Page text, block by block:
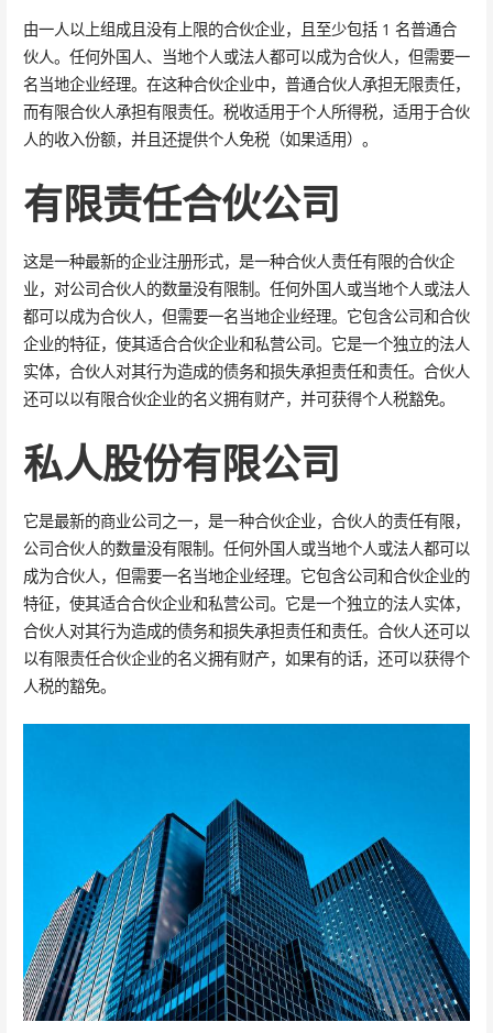
由一人以上组成且没有上限的合伙企业，且至少包括 1 名普通合
伙人。任何外国人、当地个人或法人都可以成为合伙人，但需要一
名当地企业经理。在这种合伙企业中，普通合伙人承担无限责任，
而有限合伙人承担有限责任。税收适用于个人所得税，适用于合伙
人的收入份额，并且还提供个人免税（如果适用）。
有限责任合伙公司
这是一种最新的企业注册形式，是一种合伙人责任有限的合伙企
业，对公司合伙人的数量没有限制。任何外国人或当地个人或法人
都可以成为合伙人，但需要一名当地企业经理。它包含公司和合伙
企业的特征，使其适合合伙企业和私营公司。它是一个独立的法人
实体，合伙人对其行为造成的债务和损失承担责任和责任。合伙人
还可以以有限合伙企业的名义拥有财产，并可获得个人税豁免。
私人股份有限公司
它是最新的商业公司之一，是一种合伙企业，合伙人的责任有限，
公司合伙人的数量没有限制。任何外国人或当地个人或法人都可以
成为合伙人，但需要一名当地企业经理。它包含公司和合伙企业的
特征，使其适合合伙企业和私营公司。它是一个独立的法人实体，
合伙人对其行为造成的债务和损失承担责任和责任。合伙人还可以
以有限责任合伙企业的名义拥有财产，如果有的话，还可以获得个
人税的豁免。